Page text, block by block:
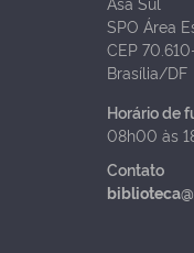
SPO Área
CEP
Brasília/DF
Horário de
08h00 às
Contato